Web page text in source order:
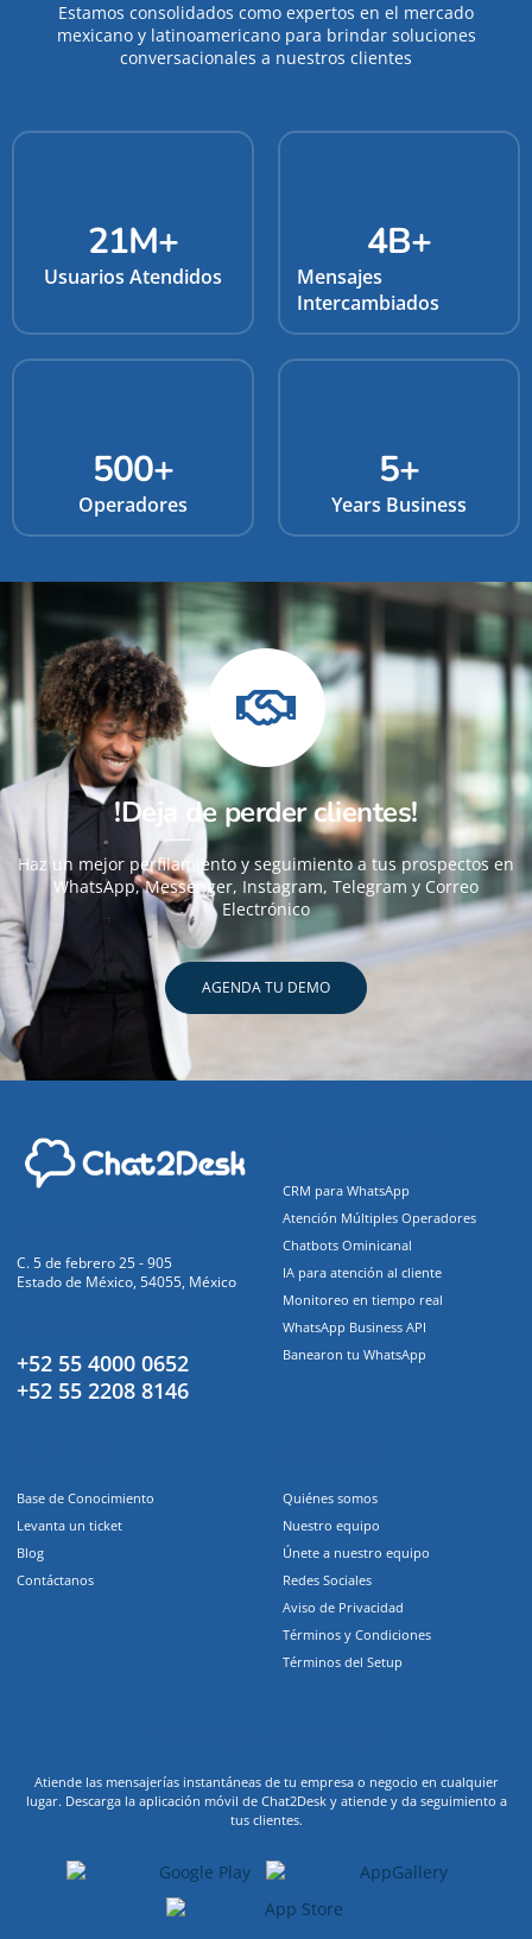
Estamos consolidados como expertos en el mercado
mexicano y latinoamericano para brindar soluciones
conversacionales a nuestros clientes
Usuarios Atendidos
21M+
Mensajes
Intercambiados
4B+
Operadores
500+
Years Business
5+
!Deja de perder clientes!
Haz un mejor perfilamiento y seguimiento a tus prospectos en
WhatsApp, Messenger, Instagram, Telegram y Correo
Electrónico
AGENDA TU DEMO
C. 5 de febrero 25 - 905
Estado de México, 54055, México
+52 55 4000 0652
+52 55 2208 8146
CRM para WhatsApp
Atención Múltiples Operadores
Chatbots Ominicanal
IA para atención al cliente
Monitoreo en tiempo real
WhatsApp Business API
Banearon tu WhatsApp
Base de Conocimiento
Levanta un ticket
Blog
Contáctanos
Quiénes somos
Nuestro equipo
Únete a nuestro equipo
Redes Sociales
Aviso de Privacidad
Términos y Condiciones
Términos del Setup
Atiende las mensajerías instantáneas de tu empresa o negocio en cualquier
lugar. Descarga la aplicación móvil de Chat2Desk y atiende y da seguimiento a
tus clientes.